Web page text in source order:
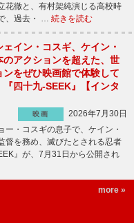
花徹と、有村架純演じる高校時
、過去・ … 続きを読む
イン・コスギ、ケイン・
のアクションを超えた、世
ンをぜひ映画館で体験して
『四十九-SEEK』【インタ
映画
2026年7月30日
・コスギの息子で、ケイン・
督を務め、滅びたとされる忍者
』が、7月31日から公開され
more »